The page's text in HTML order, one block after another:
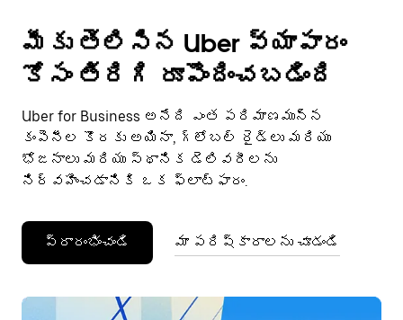
మీకు తెలిసిన Uber వ్యాపారం
కోసం తిరిగి రూపొందించబడింది
Uber for Business అనేది ఎంత పరిమాణమున్న
కంపెనీల కొరకు అయినా, గ్లోబల్ రైడ్‌లు మరియు
భోజనాలు మరియు స్థానిక డెలివరీలను
నిర్వహించడానికి ఒక ఫ్లాట్‌ఫారం.
ప్రారంభించండి మా పరిష్కారాలను చూడండి